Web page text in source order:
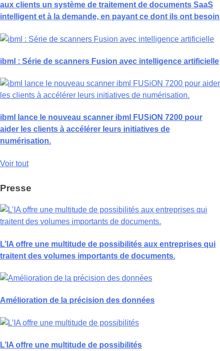
aux clients un système de traitement de documents SaaS
intelligent et à la demande, en payant ce dont ils ont besoin
ibml : Série de scanners Fusion avec intelligence artificielle
ibml lance le nouveau scanner ibml FUSiON 7200 pour
aider les clients à accélérer leurs initiatives de
numérisation.
Voir tout
Presse
L’IA offre une multitude de possibilités aux entreprises qui
traitent des volumes importants de documents.
Amélioration de la précision des données
L’IA offre une multitude de possibilités